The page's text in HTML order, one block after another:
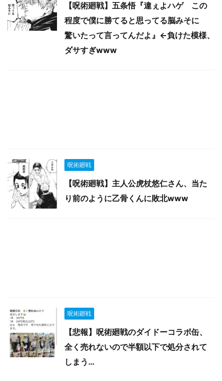
【呪術廻戦】五条悟『違ぇよハゲ この
程度で僕に勝てると思ってる脳みそに
驚いたって言ってんだよ』←負けた模様、
ダサすぎwww
呪術廻戦
【呪術廻戦】主人公虎杖悠仁さん、当た
り前のように乙骨くんに敗北www
呪術廻戦
【悲報】呪術廻戦のダイドーコラボ缶、
全く売れないので半額以下で処分されて
しまう…